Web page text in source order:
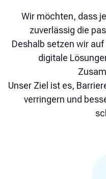
Wir möchten, dass
zuverlässig die
Deshalb setzen wir
digitale
Unser Ziel ist es,
verringern und